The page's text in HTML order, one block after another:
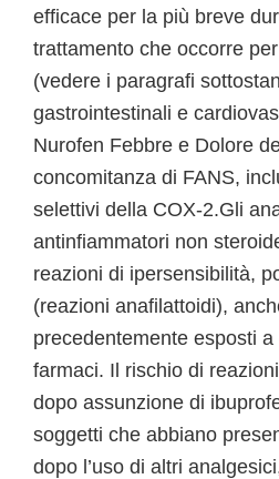
efficace per la più breve
trattamento che occorre
(vedere i paragrafi
gastrointestinali e
Nurofen Febbre e Dolore
concomitanza di FANS,
selettivi della COX-2.Gli
antinfiammatori non
reazioni di ipersensibilità,
(reazioni anafilattoidi),
precedentemente esposti
farmaci. Il rischio di
dopo assunzione di
soggetti che abbiano
dopo l’uso di altri